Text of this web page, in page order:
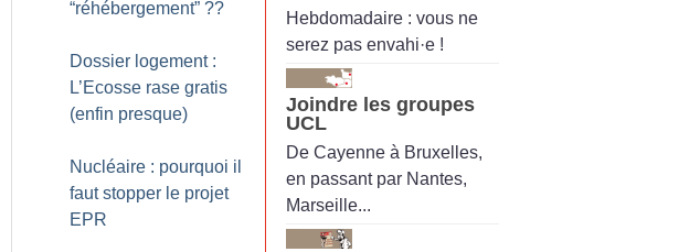
“réhébergement” ??
Dossier logement :
L’Ecosse rase gratis
(enfin presque)
Nucléaire : pourquoi il
faut stopper le projet
EPR
Hebdomadaire : vous ne
serez pas envahi·e !
Joindre les groupes
UCL
De Cayenne à Bruxelles,
en passant par Nantes,
Marseille...